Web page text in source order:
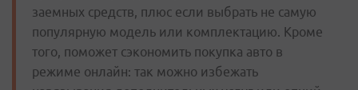
заемных средств, плюс если выбрать не самую
популярную модель или комплектацию. Кроме
того, поможет сэкономить покупка авто в
режиме онлайн: так можно избежать